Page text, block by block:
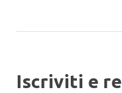
Iscriviti e